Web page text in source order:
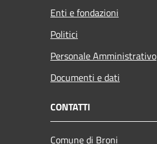
Enti e fondazioni
Politici
Personale Amministrativo
Documenti e dati
CONTATTI
Comune di Broni